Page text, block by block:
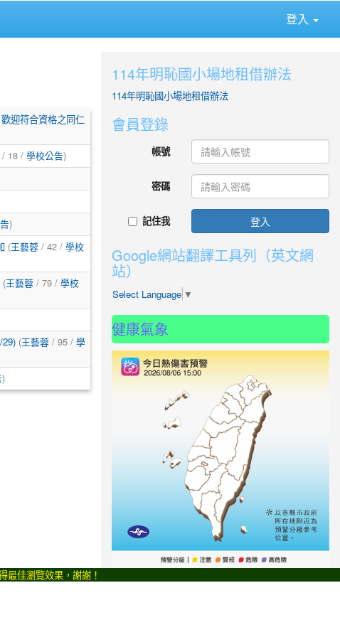
登入
迎符合資格之同仁
/ 18 / 學校公告)
)
(王藝蓉 / 42 / 學校
(王藝蓉 / 79 / 學校
29) (王藝蓉 / 95 / 學
)
114年明恥國小場地租借辦法
114年明恥國小場地租借辦法
會員登錄
帳號
密碼
記住我 登入
Google網站翻譯工具列（英文網
站）
Select Language ▼
健康氣象
最佳瀏覽效果，謝謝！